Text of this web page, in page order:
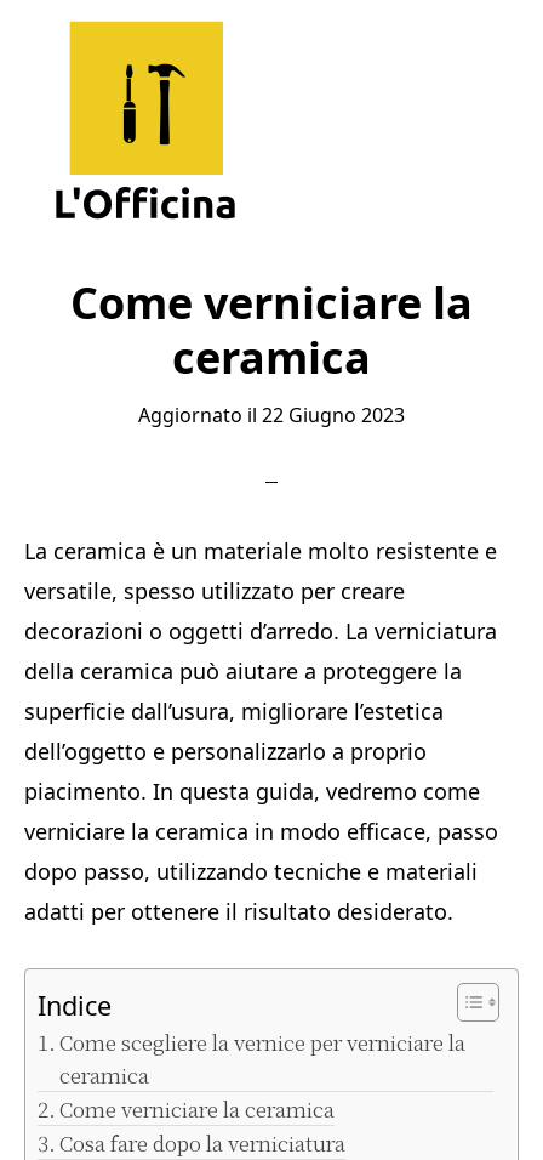
Come verniciare la
ceramica
Aggiornato il 22 Giugno 2023
La ceramica è un materiale molto resistente e
versatile, spesso utilizzato per creare
decorazioni o oggetti d’arredo. La verniciatura
della ceramica può aiutare a proteggere la
superficie dall’usura, migliorare l’estetica
dell’oggetto e personalizzarlo a proprio
piacimento. In questa guida, vedremo come
verniciare la ceramica in modo efficace, passo
dopo passo, utilizzando tecniche e materiali
adatti per ottenere il risultato desiderato.
Indice
Come scegliere la vernice per verniciare la
ceramica
Come verniciare la ceramica
Cosa fare dopo la verniciatura